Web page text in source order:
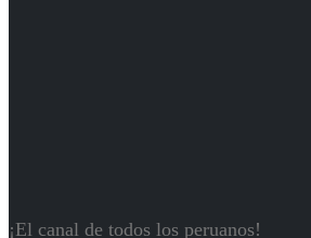
¡El canal de todos los peruanos!